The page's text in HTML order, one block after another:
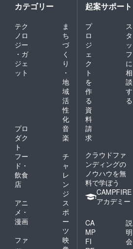
カテゴリー
テク
ノロ
ジー
・ガ
ジェ
ット
ま
ち
づ
く
り
・
地
域
活
性
化
プロ
ダク
ト
音
楽
フー
ド・
飲食
店
チ
ャ
レ
ン
ジ
アニ
メ・
漫画
ス
ポ
ー
ツ
ファ
映
起案サポート
プ
ロ
ジ
ェ
ク
ト
を
作
る
ス
タ
ッ
フ
に
相
談
す
る
資
料
請
求
クラウドファ
ンディングの
ノウハウを無
料で学ぼう
CAMPFIRE
アカデミー
CA
MP
FI
説
明
会